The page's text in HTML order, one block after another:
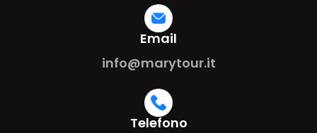
Email
info@marytour.it
Telefono